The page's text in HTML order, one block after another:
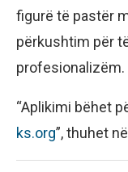
figurë të pastër
përkushtim për
profesionalizëm.
“Aplikimi bëhet
ks.org”, thuhet